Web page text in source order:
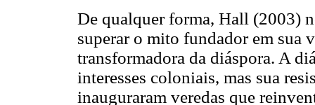
De qualquer forma, Hall (2003)
superar o mito fundador em sua
transformadora da diáspora. A
interesses coloniais, mas sua
inauguraram veredas que